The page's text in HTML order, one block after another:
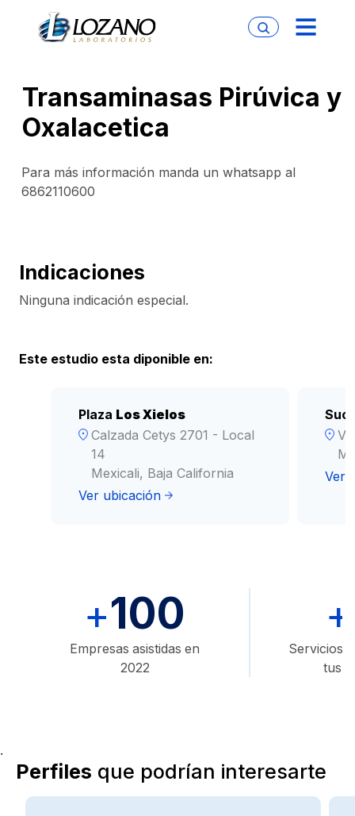
Transaminasas Pirúvica y
Oxalacetica
Para más información manda un whatsapp al
6862110600
Indicaciones
Ninguna indicación especial.
Este estudio esta diponible en:
Plaza Los Xielos
Calzada Cetys 2701 - Local
14
Mexicali, Baja California
Ver ubicación
Ver
+100
Empresas asistidas en
2022
+
Servicios
tus
.
Perfiles que podrían interesarte